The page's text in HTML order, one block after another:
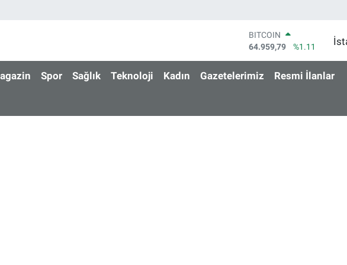
BITCOIN
64.959,79
%1.11
47,7436
%0.18
EURO
64,4811
%0.38
Spor Sağlık Teknoloji Kadın Gazetelerimiz Resmi İlanlar